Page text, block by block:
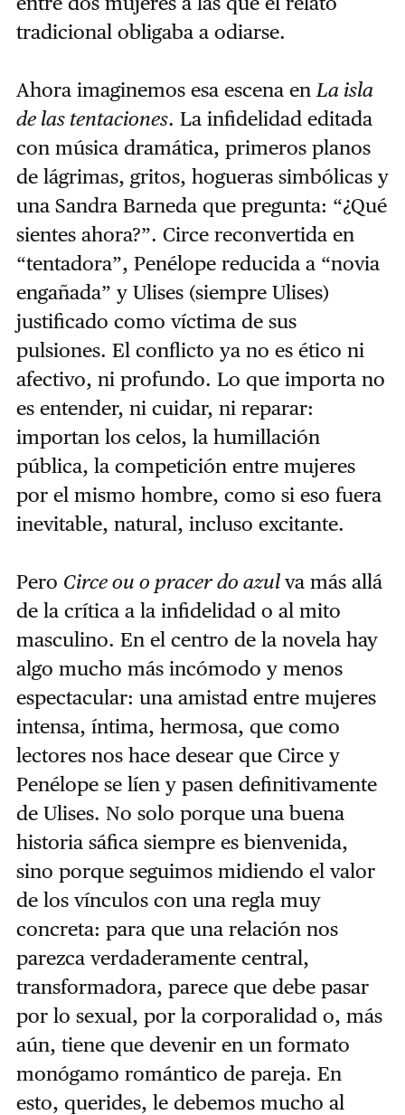
tradicional obligaba a odiarse.
Ahora imaginemos esa escena en La isla
de las tentaciones. La infidelidad editada
con música dramática, primeros planos
de lágrimas, gritos, hogueras simbólicas y
una Sandra Barneda que pregunta: “¿Qué
sientes ahora?”. Circe reconvertida en
“tentadora”, Penélope reducida a “novia
engañada” y Ulises (siempre Ulises)
justificado como víctima de sus
pulsiones. El conflicto ya no es ético ni
afectivo, ni profundo. Lo que importa no
es entender, ni cuidar, ni reparar:
importan los celos, la humillación
pública, la competición entre mujeres
por el mismo hombre, como si eso fuera
inevitable, natural, incluso excitante.
Pero Circe ou o pracer do azulva más allá
de la crítica a la infidelidad o al mito
masculino. En el centro de la novela hay
algo mucho más incómodo y menos
espectacular: una amistad entre mujeres
intensa, íntima, hermosa, que como
lectores nos hace desear que Circe y
Penélope se líen y pasen definitivamente
de Ulises. No solo porque una buena
historia sáfica siempre es bienvenida,
sino porque seguimos midiendo el valor
de los vínculos con una regla muy
concreta: para que una relación nos
parezca verdaderamente central,
transformadora, parece que debe pasar
por lo sexual, por la corporalidad o, más
aún, tiene que devenir en un formato
monógamo romántico de pareja. En
esto, querides, le debemos mucho al